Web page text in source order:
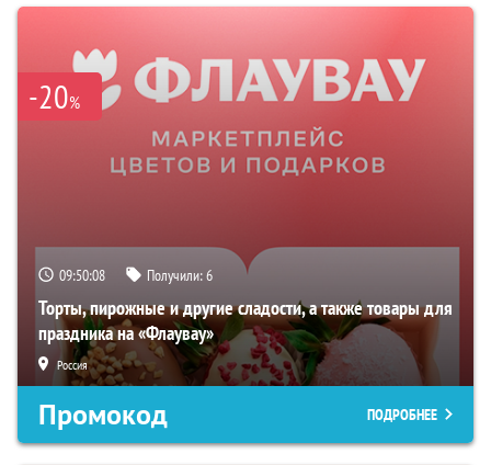
-20%
09:50:08 Получили:6
Торты, пирожные и другие сладости, а также товары для
праздника на «Флаувау»
Россия
Промокод ПОДРОБНЕЕ